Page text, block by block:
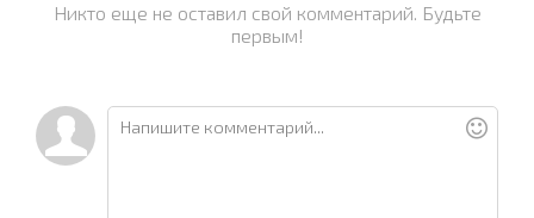
Никто еще не оставил свой комментарий. Будьте
первым!